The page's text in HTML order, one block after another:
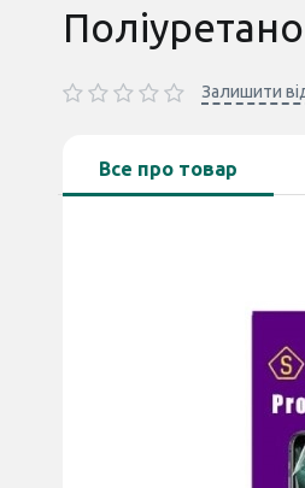
Залишити
Все про товар